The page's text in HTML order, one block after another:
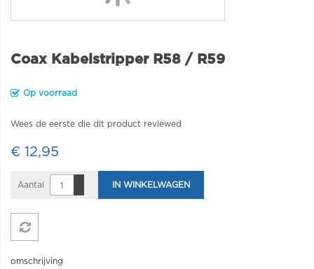
Coax Kabelstripper R58 / R59
Op voorraad
Wees de eerste die dit product reviewed
€ 12,95
Aantal IN WINKELWAGEN
omschrijving